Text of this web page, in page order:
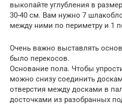
выкопайте углубления в
30-40 см. Вам нужно 7
между ними по периметру и 1
Очень важно выставлять
было перекосов.
Основание пола. Чтобы
можно снизу соединить
отверстия между досками в
досточками из разобранных